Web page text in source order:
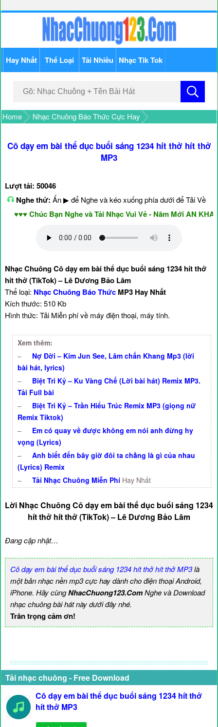
Hay Nhất Thể Loại Tải Nhiều Nhạc Tik Tok
Home Nhạc Chuông Báo Thức Cực Hay
Cô dạy em bài thể dục buổi sáng 1234 hít thở hít thở
MP3
Lượt tải: 50046
Nghe thử: Ấn ▶ để Nghe và kéo xuống phía dưới để Tải Về
♥♥♥ Chúc Bạn Nghe và Tải Nhạc Vui Vẻ - Năm Mới AN KHANG
Nhạc Chuông Cô dạy em bài thể dục buổi sáng 1234 hít thở
hít thở (TikTok) – Lê Dương Bảo Lâm
Thể loại: Nhạc Chuông Báo Thức MP3 Hay Nhất
Kích thước: 510 Kb
Hình thức: Tải Miễn phí về máy điện thoại, máy tính.
Xem thêm:
–
Nợ Đời – Kim Jun See, Lâm chấn Khang Mp3 (lời
bài hát, lyrics)
–
Biệt Tri Kỷ – Ku Vàng Chế (Lời bài hát) Remix MP3.
Tải Full bài
–
Biệt Tri Kỷ – Trần Hiểu Trúc Remix MP3 (giọng nữ
Remix Tiktok)
–
Em có quay về được không em nói anh đừng hy
vọng (Lyrics)
–
Anh biết đến bây giờ đôi ta chẳng là gì của nhau
(Lyrics) Remix
–
Tải Nhạc Chuông Miễn Phí Hay Nhất
Lời Nhạc Chuông Cô dạy em bài thể dục buổi sáng 1234
hít thở hít thở (TikTok) – Lê Dương Bảo Lâm
Đang cập nhật…
Cô dạy em bài thể dục buổi sáng 1234 hít thở hít thở MP3là
một bản nhạc nền mp3 cực hay dành cho điện thoại Android,
iPhone. Hãy cùngNhacChuong123.ComNghe và Download
nhạc chuông bài hát này dưới đây nhé.
Trân trọng cảm ơn!
Tải nhạc chuông - Free Download
Cô dạy em bài thể dục buổi sáng 1234 hít thở
hít thở MP3